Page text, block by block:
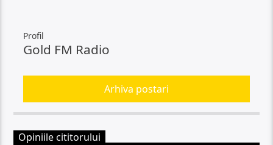
Profil
Gold FM Radio
Arhiva postari
Opiniile cititorului